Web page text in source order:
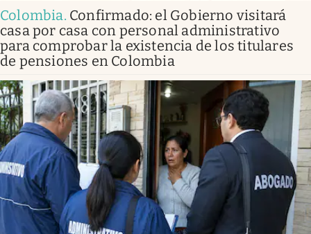
Colombia. Confirmado: el Gobierno visitará
casa por casa con personal administrativo
para comprobar la existencia de los titulares
de pensiones en Colombia